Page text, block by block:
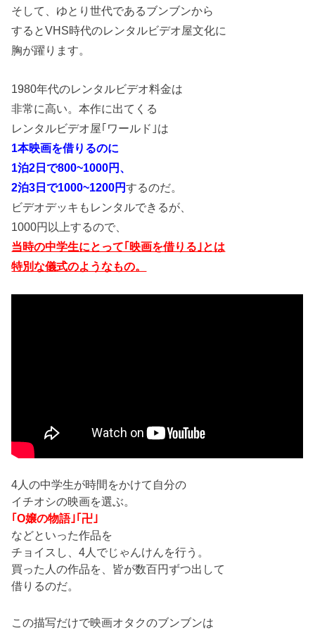
そして、ゆとり世代であるブンブンから
するとVHS時代のレンタルビデオ屋文化に
胸が躍ります。
1980年代のレンタルビデオ料金は
非常に高い。本作に出てくる
レンタルビデオ屋｢ワールド｣は
1本映画を借りるのに
1泊2日で800~1000円、
2泊3日で1000~1200円するのだ。
ビデオデッキもレンタルできるが、
1000円以上するので、
当時の中学生にとって｢映画を借りる｣とは
特別な儀式のようなもの。
4人の中学生が時間をかけて自分の
イチオシの映画を選ぶ。
｢O嬢の物語｣｢卍｣
などといった作品を
チョイスし、4人でじゃんけんを行う。
買った人の作品を、皆が数百円ずつ出して
借りるのだ。
この描写だけで映画オタクのブンブンは